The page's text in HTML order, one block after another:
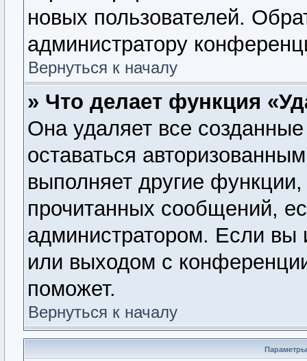
новых пользователей.
администратору
Вернуться к началу
» Что делает функция
Она удаляет все
оставаться
выполняет другие
прочитанных сообщений,
администратором. Если вы
или выходом с
поможет.
Вернуться к началу
Параметры